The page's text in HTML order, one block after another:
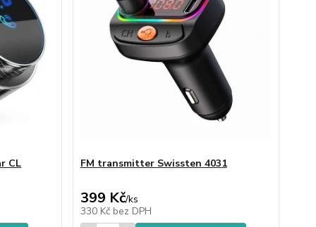
CL FM transmitter Swissten 4031
399 Kč/ks
330 Kč bez DPH